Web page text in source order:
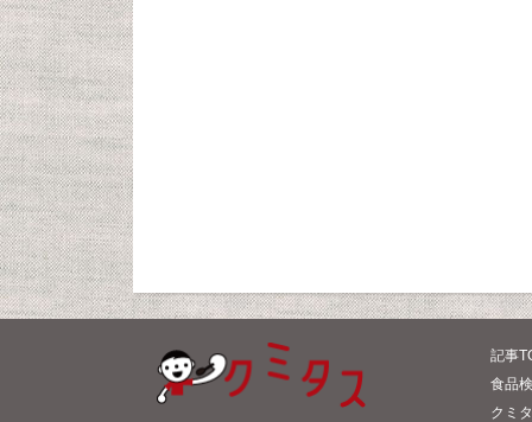
記事
食品
クミ